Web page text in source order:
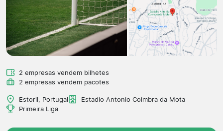
2 empresas vendem bilhetes
2 empresas vendem pacotes
Estoril, Portugal
Estadio Antonio Coimbra da Mota
Primeira Liga